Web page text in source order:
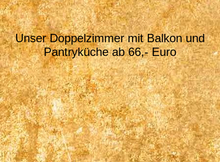
Unser Doppelzimmer mit Balkon und
Pantryküche ab 66,- Euro